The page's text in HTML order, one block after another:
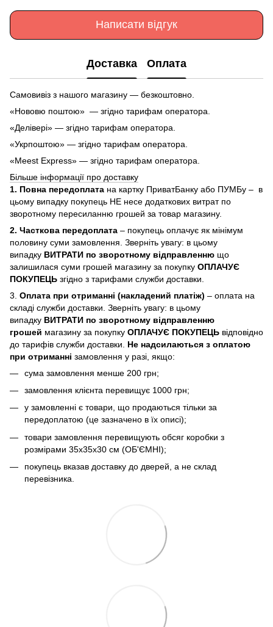
Написати відгук
Доставка Оплата
Самовивіз з нашого магазину — безкоштовно.
«Нововю поштою» — згідно тарифам оператора.
«Делівері» — згідно тарифам оператора.
«Укрпоштою» — згідно тарифам оператора.
«Meest Express» — згідно тарифам оператора.
Більше інформації про доставку
1. Повна передоплата на картку ПриватБанку або ПУМБу – в
цьому випадку покупець НЕ несе додаткових витрат по
зворотному пересиланню грошей за товар магазину.
2. Часткова передоплата – покупець оплачує як мінімум
половину суми замовлення. Зверніть увагу: в цьому
випадку ВИТРАТИ по зворотному відправленню що
залишилася суми грошей магазину за покупку ОПЛАЧУЄ
ПОКУПЕЦЬ згідно з тарифами служби доставки.
3. Оплата при отриманні (накладений платіж) – оплата на
складі служби доставки. Зверніть увагу: в цьому
випадку ВИТРАТИ по зворотному відправленню
грошей магазину за покупку ОПЛАЧУЄ ПОКУПЕЦЬ відповідно
до тарифів служби доставки. Не надсилаються з оплатою
при отриманні замовлення у разі, якщо:
сума замовлення менше 200 грн;
замовлення клієнта перевищує 1000 грн;
у замовленні є товари, що продаються тільки за
передоплатою (це зазначено в їх описі);
товари замовлення перевищують обсяг коробки з
розмірами 35х35х30 см (ОБ'ЄМНІ);
покупець вказав доставку до дверей, а не склад
перевізника.